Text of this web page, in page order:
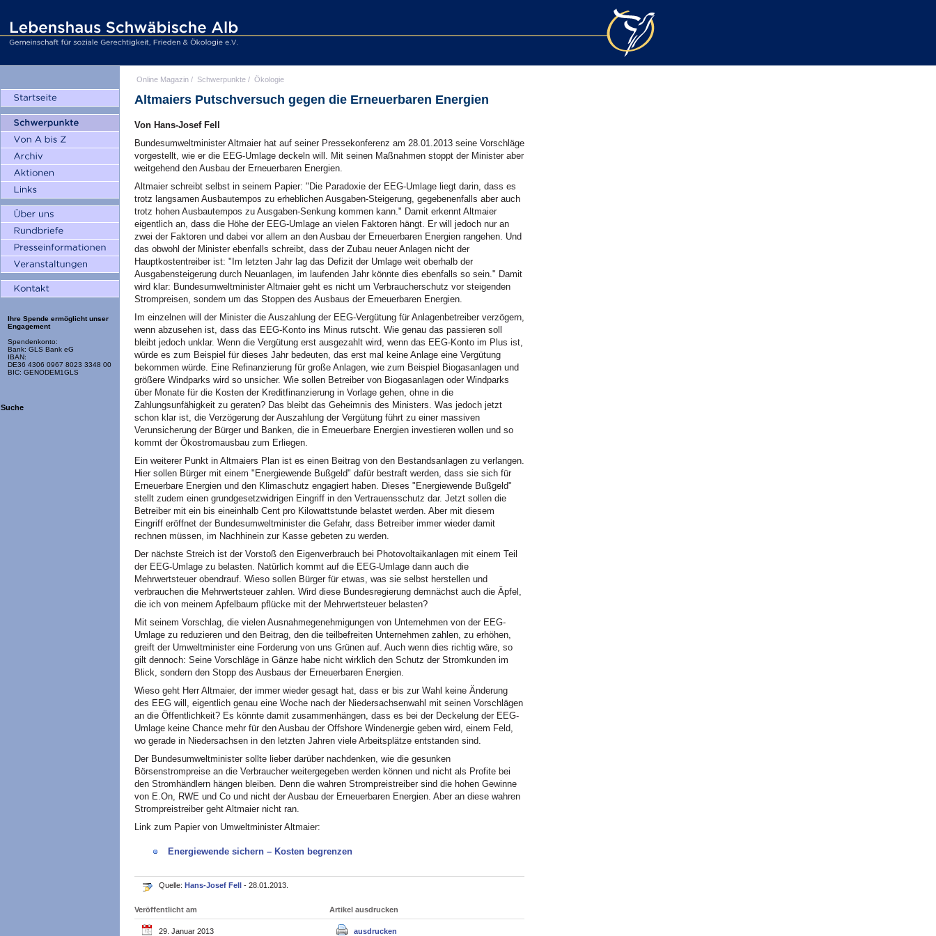
Ihre Spende ermöglicht unser
Engagement
Spendenkonto:
Bank: GLS Bank eG
IBAN:
DE36 4306 0967 8023 3348 00
BIC: GENODEM1GLS
Suche
Online Magazin / Schwerpunkte / Ökologie
Altmaiers Putschversuch gegen die Erneuerbaren Energien
Von Hans-Josef Fell
Bundesumweltminister Altmaier hat auf seiner Pressekonferenz am 28.01.2013 seine Vorschläge
vorgestellt, wie er die EEG-Umlage deckeln will. Mit seinen Maßnahmen stoppt der Minister aber
weitgehend den Ausbau der Erneuerbaren Energien.
Altmaier schreibt selbst in seinem Papier: "Die Paradoxie der EEG-Umlage liegt darin, dass es
trotz langsamen Ausbautempos zu erheblichen Ausgaben-Steigerung, gegebenenfalls aber auch
trotz hohen Ausbautempos zu Ausgaben-Senkung kommen kann." Damit erkennt Altmaier
eigentlich an, dass die Höhe der EEG-Umlage an vielen Faktoren hängt. Er will jedoch nur an
zwei der Faktoren und dabei vor allem an den Ausbau der Erneuerbaren Energien rangehen. Und
das obwohl der Minister ebenfalls schreibt, dass der Zubau neuer Anlagen nicht der
Hauptkostentreiber ist: "Im letzten Jahr lag das Defizit der Umlage weit oberhalb der
Ausgabensteigerung durch Neuanlagen, im laufenden Jahr könnte dies ebenfalls so sein." Damit
wird klar: Bundesumweltminister Altmaier geht es nicht um Verbraucherschutz vor steigenden
Strompreisen, sondern um das Stoppen des Ausbaus der Erneuerbaren Energien.
Im einzelnen will der Minister die Auszahlung der EEG-Vergütung für Anlagenbetreiber verzögern,
wenn abzusehen ist, dass das EEG-Konto ins Minus rutscht. Wie genau das passieren soll
bleibt jedoch unklar. Wenn die Vergütung erst ausgezahlt wird, wenn das EEG-Konto im Plus ist,
würde es zum Beispiel für dieses Jahr bedeuten, das erst mal keine Anlage eine Vergütung
bekommen würde. Eine Refinanzierung für große Anlagen, wie zum Beispiel Biogasanlagen und
größere Windparks wird so unsicher. Wie sollen Betreiber von Biogasanlagen oder Windparks
über Monate für die Kosten der Kreditfinanzierung in Vorlage gehen, ohne in die
Zahlungsunfähigkeit zu geraten? Das bleibt das Geheimnis des Ministers. Was jedoch jetzt
schon klar ist, die Verzögerung der Auszahlung der Vergütung führt zu einer massiven
Verunsicherung der Bürger und Banken, die in Erneuerbare Energien investieren wollen und so
kommt der Ökostromausbau zum Erliegen.
Ein weiterer Punkt in Altmaiers Plan ist es einen Beitrag von den Bestandsanlagen zu verlangen.
Hier sollen Bürger mit einem "Energiewende Bußgeld" dafür bestraft werden, dass sie sich für
Erneuerbare Energien und den Klimaschutz engagiert haben. Dieses "Energiewende Bußgeld"
stellt zudem einen grundgesetzwidrigen Eingriff in den Vertrauensschutz dar. Jetzt sollen die
Betreiber mit ein bis eineinhalb Cent pro Kilowattstunde belastet werden. Aber mit diesem
Eingriff eröffnet der Bundesumweltminister die Gefahr, dass Betreiber immer wieder damit
rechnen müssen, im Nachhinein zur Kasse gebeten zu werden.
Der nächste Streich ist der Vorstoß den Eigenverbrauch bei Photovoltaikanlagen mit einem Teil
der EEG-Umlage zu belasten. Natürlich kommt auf die EEG-Umlage dann auch die
Mehrwertsteuer obendrauf. Wieso sollen Bürger für etwas, was sie selbst herstellen und
verbrauchen die Mehrwertsteuer zahlen. Wird diese Bundesregierung demnächst auch die Äpfel,
die ich von meinem Apfelbaum pflücke mit der Mehrwertsteuer belasten?
Mit seinem Vorschlag, die vielen Ausnahmegenehmigungen von Unternehmen von der EEG-
Umlage zu reduzieren und den Beitrag, den die teilbefreiten Unternehmen zahlen, zu erhöhen,
greift der Umweltminister eine Forderung von uns Grünen auf. Auch wenn dies richtig wäre, so
gilt dennoch: Seine Vorschläge in Gänze habe nicht wirklich den Schutz der Stromkunden im
Blick, sondern den Stopp des Ausbaus der Erneuerbaren Energien.
Wieso geht Herr Altmaier, der immer wieder gesagt hat, dass er bis zur Wahl keine Änderung
des EEG will, eigentlich genau eine Woche nach der Niedersachsenwahl mit seinen Vorschlägen
an die Öffentlichkeit? Es könnte damit zusammenhängen, dass es bei der Deckelung der EEG-
Umlage keine Chance mehr für den Ausbau der Offshore Windenergie geben wird, einem Feld,
wo gerade in Niedersachsen in den letzten Jahren viele Arbeitsplätze entstanden sind.
Der Bundesumweltminister sollte lieber darüber nachdenken, wie die gesunken
Börsenstrompreise an die Verbraucher weitergegeben werden können und nicht als Profite bei
den Stromhändlern hängen bleiben. Denn die wahren Strompreistreiber sind die hohen Gewinne
von E.On, RWE und Co und nicht der Ausbau der Erneuerbaren Energien. Aber an diese wahren
Strompreistreiber geht Altmaier nicht ran.
Link zum Papier von Umweltminister Altmaier:
Energiewende sichern – Kosten begrenzen
Quelle: Hans-Josef Fell - 28.01.2013.
Veröffentlicht am
29. Januar 2013
Artikel ausdrucken
ausdrucken